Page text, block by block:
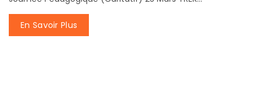
En Savoir Plus